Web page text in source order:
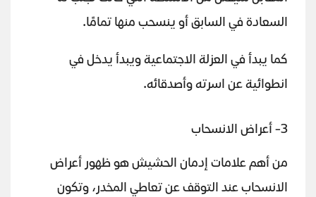
السعادة في السابق أو ينسحب منها تمامًا.
كما يبدأ في العزلة الاجتماعية ويبدأ يدخل في
انطوائية عن اسرته وأصدقائه.
3- أعراض الانسحاب
من أهم علامات إدمان الحشيش هو ظهور أعراض
الانسحاب عند التوقف عن تعاطي المخدر، وتكون